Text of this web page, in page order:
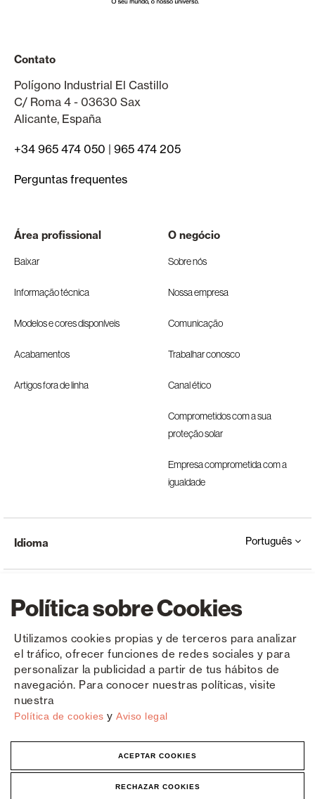
Política sobre Cookies
Utilizamos cookies propias y de terceros para analizar
el tráfico, ofrecer funciones de redes sociales y para
personalizar la publicidad a partir de tus hábitos de
navegación. Para conocer nuestras políticas, visite
nuestra
Política de cookies y Aviso legal
ACEPTAR COOKIES
RECHAZAR COOKIES
Contato
Polígono Industrial El Castillo
C/ Roma 4 - 03630 Sax
Alicante, España
+34 965 474 050 | 965 474 205
Perguntas frequentes
Área profissional
Baixar
Informação técnica
Modelos e cores disponíveis
Acabamentos
Artigos fora de linha
O negócio
Sobre nós
Nossa empresa
Comunicação
Trabalhar conosco
Canal ético
Comprometidos com a sua
proteção solar
Empresa comprometida com a
igualdade
Copyright © Saxun 2023 - 2026 Política de privacidade Aviso Legal Cookies
Idioma Português